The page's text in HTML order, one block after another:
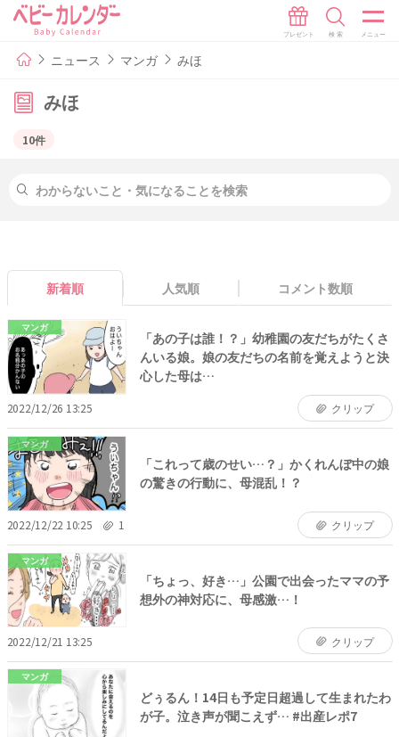
ニュース マンガ みほ
みほ
10件
新着順 人気順 コメント数順
マンガ
「あの子は誰！？」幼稚園の友だちがたくさ
んいる娘。娘の友だちの名前を覚えようと決
心した母は…
2022/12/26 13:25 クリップ
マンガ
「これって歳のせい…？」かくれんぼ中の娘
の驚きの行動に、母混乱！？
2022/12/22 10:25 1 クリップ
マンガ
「ちょっ、好き…」公園で出会ったママの予
想外の神対応に、母感激…！
2022/12/21 13:25 クリップ
マンガ
どぅるん！14日も予定日超過して生まれたわ
が子。泣き声が聞こえず… #出産レポ7